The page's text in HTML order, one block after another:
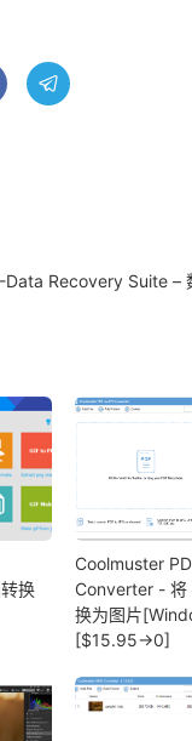

Data Recovery Suite –
换
Coolmuster
Converter - 将
换为图片
[$15.95→0]